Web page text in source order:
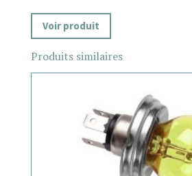
Voir produit
Produits similaires